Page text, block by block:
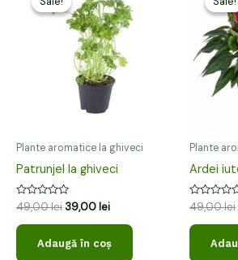
Plante aromatice la ghiveci
Patrunjel la ghiveci
Evaluat
la
0
din
49,00lei
a
fost:
49,00 lei.
39,00 lei
este:
39,00 lei.
Adaugă în coș
Plante
Ardei
Evaluat
la
0
din
49,00lei